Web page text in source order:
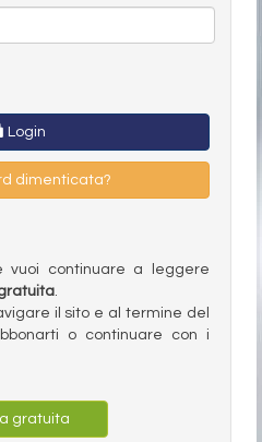
Login
dimenticata?
vuoi continuare a leggere
.
il sito e al termine del
o continuare con i
gratuita